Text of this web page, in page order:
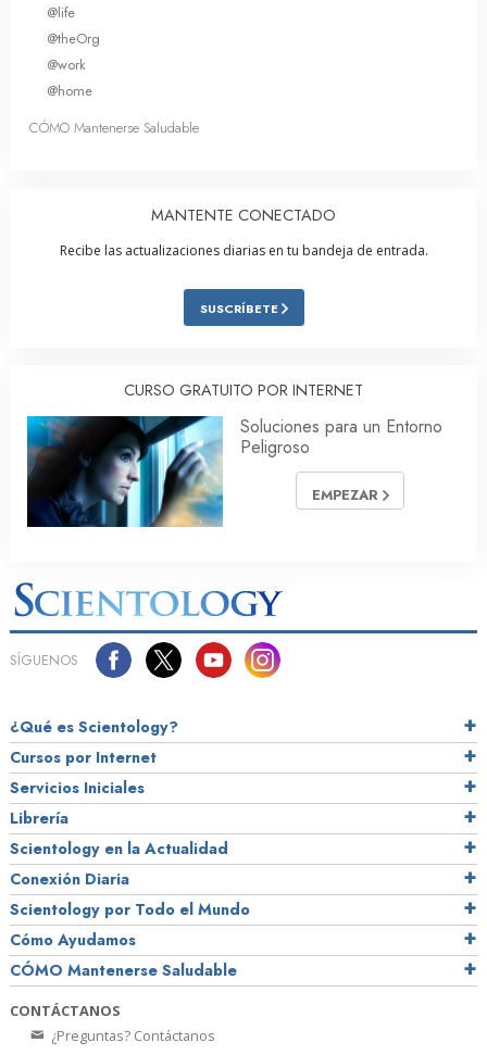
@life
@theOrg
@work
@home
CÓMO Mantenerse Saludable
MANTENTE CONECTADO
Recibe las actualizaciones diarias en tu bandeja de entrada.
SUSCRÍBETE
CURSO GRATUITO POR INTERNET
Soluciones para un Entorno
Peligroso
EMPEZAR
SÍGUENOS
¿Qué es Scientology?
Cursos por Internet
Servicios Iniciales
Librería
Scientology en la Actualidad
Conexión Diaria
Scientology por Todo el Mundo
Cómo Ayudamos
CÓMO Mantenerse Saludable
CONTÁCTANOS
¿Preguntas? Contáctanos